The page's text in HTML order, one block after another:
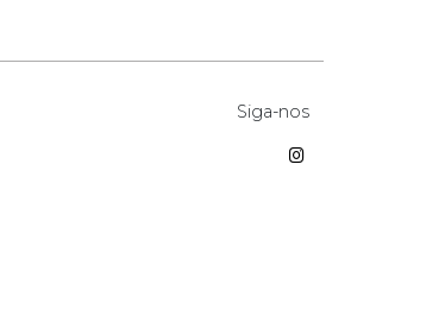
Siga-nos